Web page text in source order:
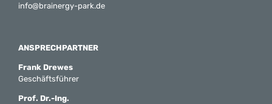
info@brainergy-park.de
ANSPRECHPARTNER
Frank Drewes
Geschäftsführer
Prof. Dr.-Ing.